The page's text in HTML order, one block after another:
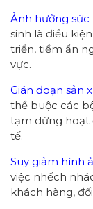
Ảnh hưởng sức
sinh là điều
triển, tiềm ẩn
vực.
Gián đoạn sản
thể buộc các
tạm dừng hoạt
tế.
Suy giảm hình
việc nhếch
khách hàng,